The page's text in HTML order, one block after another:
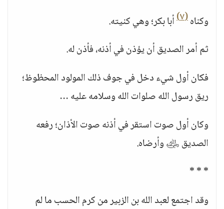
وكناه(٧)
أبا بكر؛ وهي كنيته.
ثم أمر الصديق أن يؤذن في أذنه، فأذن له.
فكان أول شيء دخل في جوف ذلك المولود المحظوظ؛
ريق رسول الله صلوات الله وسلامه عليه …
وكان أول صوت استقر في أذنه صوت الأذان؛ رفعه
الصديق ﵁ وأرضاه.
* * *
وقد اجتمع لعبد الله بن الزبير من كرم الحسب ما لم